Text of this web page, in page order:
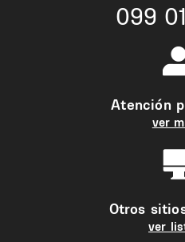
099
Atención
ver
Otros
ver